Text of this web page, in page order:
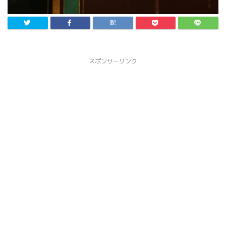
スポンサーリンク